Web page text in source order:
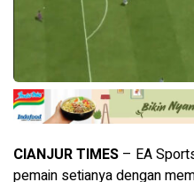
CIANJUR TIMES – EA
pemain setianya dengan